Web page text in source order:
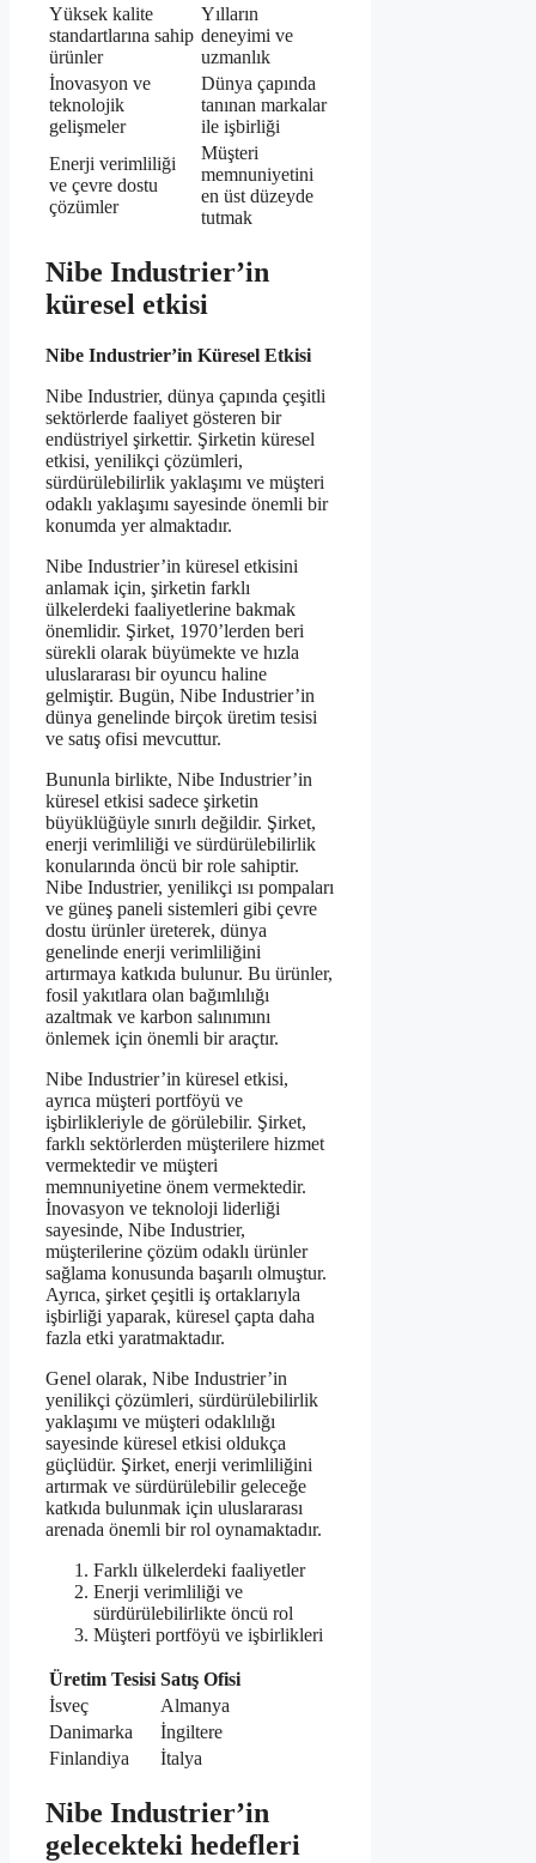
Yüksek kalite
standartlarına sahip
ürünler
Yılların
deneyimi ve
uzmanlık
İnovasyon ve
teknolojik
gelişmeler
Dünya çapında
tanınan markalar
ile işbirliği
Enerji verimliliği
ve çevre dostu
çözümler
Müşteri
memnuniyetini
en üst düzeyde
tutmak
Nibe Industrier’in
küresel etkisi
Nibe Industrier’in Küresel Etkisi
Nibe Industrier, dünya çapında çeşitli
sektörlerde faaliyet gösteren bir
endüstriyel şirkettir. Şirketin küresel
etkisi, yenilikçi çözümleri,
sürdürülebilirlik yaklaşımı ve müşteri
odaklı yaklaşımı sayesinde önemli bir
konumda yer almaktadır.
Nibe Industrier’in küresel etkisini
anlamak için, şirketin farklı
ülkelerdeki faaliyetlerine bakmak
önemlidir. Şirket, 1970’lerden beri
sürekli olarak büyümekte ve hızla
uluslararası bir oyuncu haline
gelmiştir. Bugün, Nibe Industrier’in
dünya genelinde birçok üretim tesisi
ve satış ofisi mevcuttur.
Bununla birlikte, Nibe Industrier’in
küresel etkisi sadece şirketin
büyüklüğüyle sınırlı değildir. Şirket,
enerji verimliliği ve sürdürülebilirlik
konularında öncü bir role sahiptir.
Nibe Industrier, yenilikçi ısı pompaları
ve güneş paneli sistemleri gibi çevre
dostu ürünler üreterek, dünya
genelinde enerji verimliliğini
artırmaya katkıda bulunur. Bu ürünler,
fosil yakıtlara olan bağımlılığı
azaltmak ve karbon salınımını
önlemek için önemli bir araçtır.
Nibe Industrier’in küresel etkisi,
ayrıca müşteri portföyü ve
işbirlikleriyle de görülebilir. Şirket,
farklı sektörlerden müşterilere hizmet
vermektedir ve müşteri
memnuniyetine önem vermektedir.
İnovasyon ve teknoloji liderliği
sayesinde, Nibe Industrier,
müşterilerine çözüm odaklı ürünler
sağlama konusunda başarılı olmuştur.
Ayrıca, şirket çeşitli iş ortaklarıyla
işbirliği yaparak, küresel çapta daha
fazla etki yaratmaktadır.
Genel olarak, Nibe Industrier’in
yenilikçi çözümleri, sürdürülebilirlik
yaklaşımı ve müşteri odaklılığı
sayesinde küresel etkisi oldukça
güçlüdür. Şirket, enerji verimliliğini
artırmak ve sürdürülebilir geleceğe
katkıda bulunmak için uluslararası
arenada önemli bir rol oynamaktadır.
Farklı ülkelerdeki faaliyetler
Enerji verimliliği ve
sürdürülebilirlikte öncü rol
Müşteri portföyü ve işbirlikleri
Üretim Tesisi Satış Ofisi
İsveç
Almanya
Danimarka
İngiltere
Finlandiya
İtalya
Nibe Industrier’in
gelecekteki hedefleri